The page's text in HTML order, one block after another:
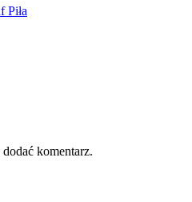
komentarz.